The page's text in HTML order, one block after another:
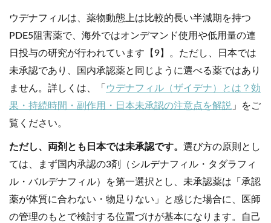
ウデナフィルは、薬物動態上は比較的長い半減期を持つ
PDE5阻害薬で、海外ではオンデマンド使用や低用量の連
日投与の研究が行われています【9】。ただし、日本では
未承認であり、国内承認薬と同じように選べる薬ではあり
ません。詳しくは、「 ウデナフィル（ザイデナ）とは？効
果・持続時間・副作用・日本未承認の注意点を解説 」をご
覧ください。
ただし、両剤とも日本では未承認です。 選び方の原則とし
ては、まず国内承認の3剤（シルデナフィル・タダラフィ
ル・バルデナフィル）を第一選択とし、未承認薬は「承認
薬が体質に合わない・物足りない」と感じた場合に、医師
の管理のもとで検討する位置づけが基本になります。自己